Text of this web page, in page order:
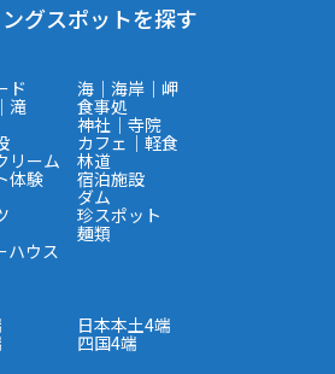
グスポットを探す
ド 海｜海岸｜岬
滝 食事処
神社｜寺院
カフェ｜軽食
リーム 林道
体験 宿泊施設
ダム
珍スポット
麺類
ハウス
日本本土4端
四国4端